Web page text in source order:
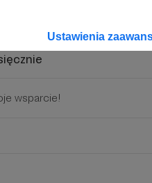
Ustawienia
wsparcie!